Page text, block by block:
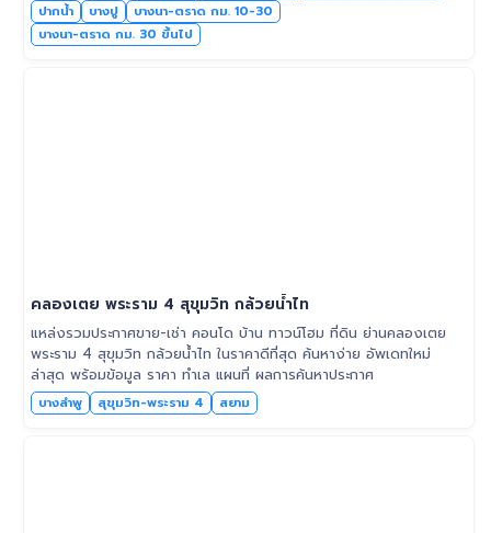
ปากน้ำ
บางปู
บางนา-ตราด กม. 10-30
บางนา-ตราด กม. 30 ขึ้นไป
คลองเตย พระราม 4 สุขุมวิท กล้วยน้ำไท
แหล่งรวมประกาศขาย-เช่า คอนโด บ้าน ทาวน์โฮม ที่ดิน ย่านคลองเตย
พระราม 4 สุขุมวิท กล้วยน้ำไท ในราคาดีที่สุด ค้นหาง่าย อัพเดทใหม่
ล่าสุด พร้อมข้อมูล ราคา ทำเล แผนที่ ผลการค้นหาประกาศ
บางลำพู สุขุมวิท-พระราม 4 สยาม